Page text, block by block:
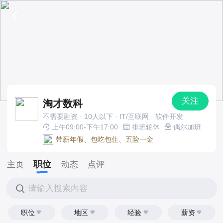
淘才数科 关注
不需要融资 · 10人以下 · IT/互联网 · 软件开发
上午09:00-下午17:00
排班轮休
偶尔加班
带薪年假、包吃包住、五险一金
主页 职位 动态 点评
请输入搜索内容
职位 地区 经验 薪资